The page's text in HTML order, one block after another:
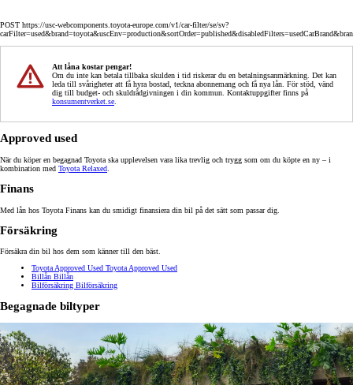
POST https://usc-webcomponents.toyota-europe.com/v1/car-filter/se/sv?
Att låna kostar pengar!
Om du inte kan betala tillbaka skulden i tid riskerar du en betalningsanmärkning. Det kan
leda till svårigheter att få hyra bostad, teckna abonnemang och få nya lån. För stöd, vänd
dig till budget- och skuldrådgivningen i din kommun. Kontaktuppgifter finns på
konsumentverket.se
Approved used
När du köper en begagnad Toyota ska upplevelsen vara lika trevlig och trygg som om du köpte en ny – i
kombination med Toyota Relaxed
Finans
Med lån hos Toyota Finans kan du smidigt finansiera din bil på det sätt som passar dig.
Försäkring
Försäkra din bil hos dem som känner till den bäst.
Toyota Approved Used Toyota Approved Used
Billån Billån
Bilförsäkring Bilförsäkring
Begagnade biltyper